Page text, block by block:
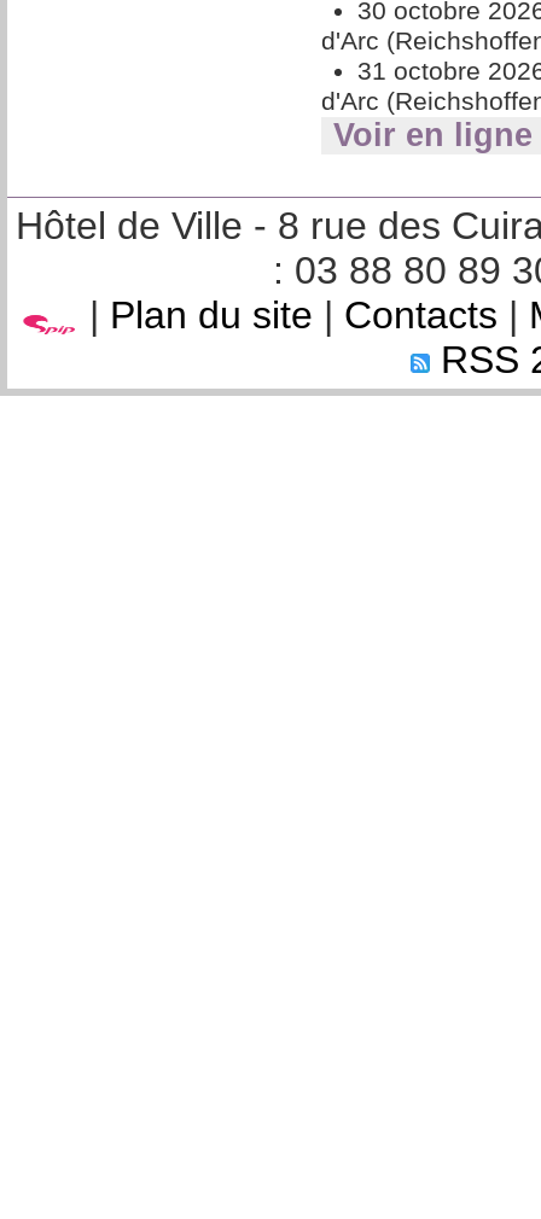
30 octobre
d'Arc
31 octobre
d'Arc
Voir en
Hôtel de Ville - 8 rue des
: 03 88 80 89
| Plan du site | Contacts |
RSS